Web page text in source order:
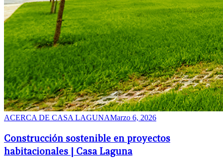
ACERCA DE CASA LAGUNAMarzo 6, 2026
Construcción sostenible en proyectos
habitacionales | Casa Laguna